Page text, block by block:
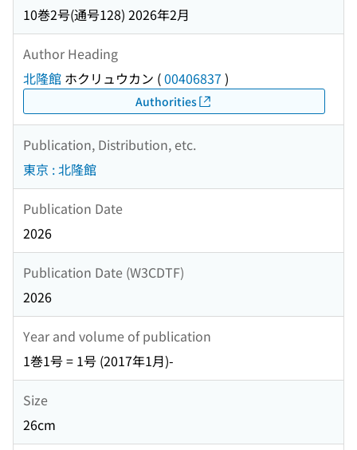
10巻2号(通号128) 2026年2月
Author Heading
北隆館 ホクリュウカン (00406837 )
Authorities
Publication, Distribution, etc.
東京 : 北隆館
Publication Date
2026
Publication Date (W3CDTF)
2026
Year and volume of publication
1巻1号 = 1号 (2017年1月)-
Size
26cm